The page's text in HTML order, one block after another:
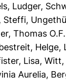
Ludger,
Steffi,
Thomas O.F.
Helge,
Lisa, Witt,
Aurelia,